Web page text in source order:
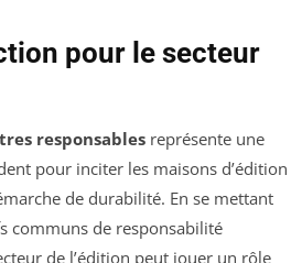
pour le secteur
responsables représente une
pour inciter les maisons d’édition
de durabilité. En se mettant
communs de responsabilité
de l’édition peut jouer un rôle